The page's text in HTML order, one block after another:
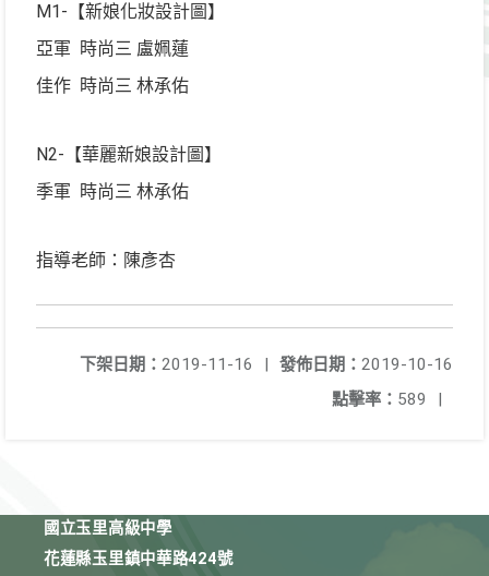
M1-【新娘化妝設計圖】
亞軍 時尚三 盧姵蓮
佳作 時尚三 林承佑
N2-【華麗新娘設計圖】
季軍 時尚三 林承佑
指導老師：陳彥杏
發佈日期： 2019-10-16
下架日期： 2019-11-16
|
點擊率： 589 |
國立玉里高級中學
花蓮縣玉里鎮中華路424號